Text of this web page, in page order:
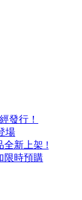
發行！
場
全新上架 !
限時預購